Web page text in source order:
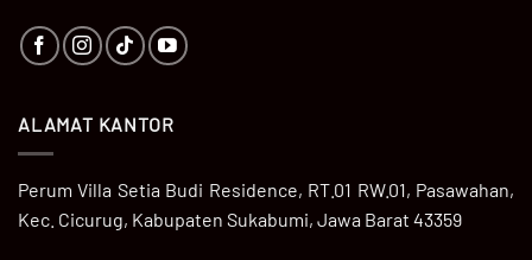
ALAMAT KANTOR
Perum Villa Setia Budi Residence, RT.01 RW.01, Pasawahan,
Kec. Cicurug, Kabupaten Sukabumi, Jawa Barat 43359